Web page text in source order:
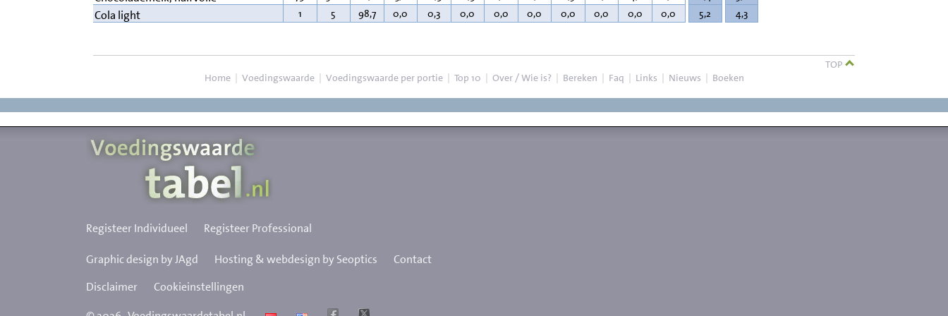
Cola light 1 5 98,7 0,0 0,3 0,0 0,0 0,0 0,0 0,0 0,0 0,0 5,2 4,3
TOP
Home | Voedingswaarde | Voedingswaarde per portie | Top 10 | Over / Wie is? | Bereken | Faq | Links | Nieuws | Boeken
Registeer Individueel Registeer Professional
Graphic design by JAgd Hosting & webdesign by Seoptics
Contact
Disclaimer
Cookieinstellingen